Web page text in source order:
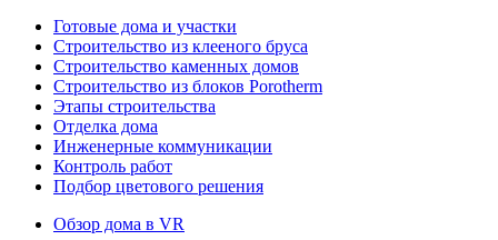
Готовые дома и участки
Строительство из клееного бруса
Строительство каменных домов
Строительство из блоков Porotherm
Этапы строительства
Отделка дома
Инженерные коммуникации
Контроль работ
Подбор цветового решения
Обзор дома в VR